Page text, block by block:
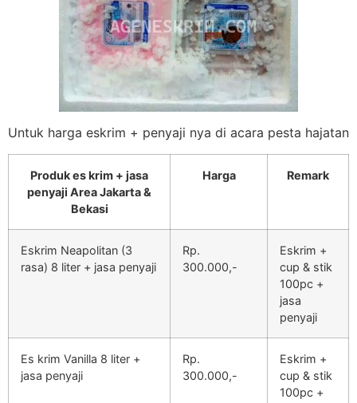
Untuk harga eskrim + penyaji nya di acara pesta hajatan
Produk es krim + jasa
penyaji Area Jakarta &
Bekasi
Harga Remark
Eskrim Neapolitan (3
rasa) 8 liter + jasa penyaji
Rp.
300.000,-
Eskrim +
cup & stik
100pc +
jasa
penyaji
Es krim Vanilla 8 liter +
jasa penyaji
Rp.
300.000,-
Eskrim +
cup & stik
100pc +